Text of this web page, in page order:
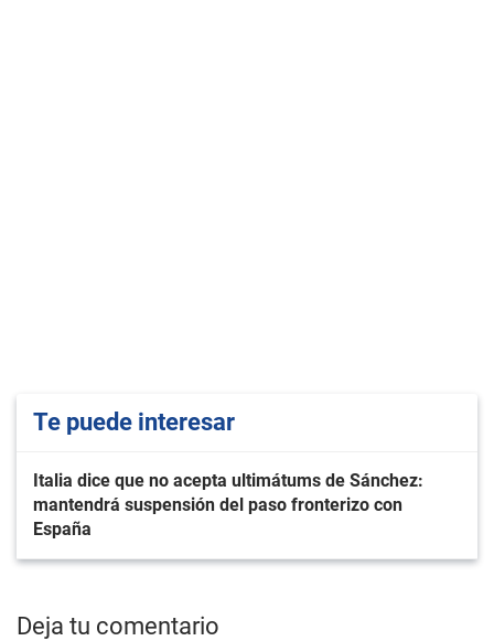
Te puede interesar
Italia dice que no acepta ultimátums de Sánchez:
mantendrá suspensión del paso fronterizo con
España
Deja tu comentario